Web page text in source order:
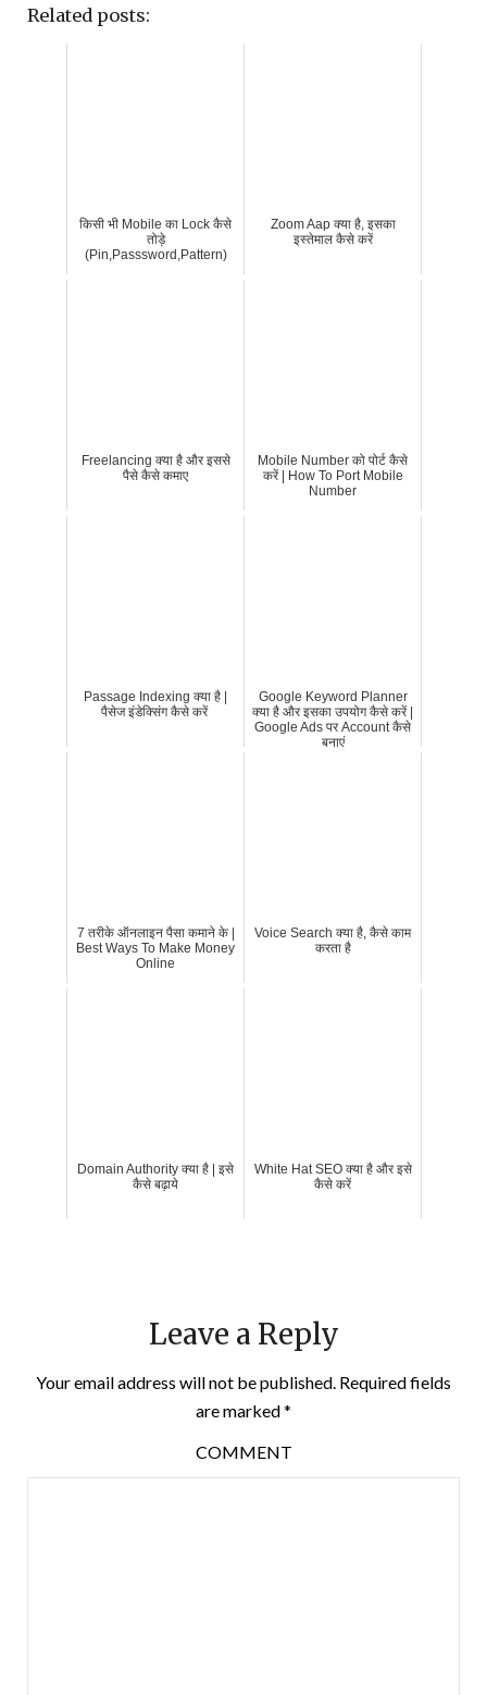
Related posts:
किसी भी Mobile का Lock कैसे
तोड़े
(Pin,Passsword,Pattern)
Zoom Aap क्या है, इसका
इस्तेमाल कैसे करें
Freelancing क्या है और इससे
पैसे कैसे कमाए
Mobile Number को पोर्ट कैसे
करें | How To Port Mobile
Number
Passage Indexing क्या है |
पैसेज इंडेक्सिंग कैसे करें
Google Keyword Planner
क्या है और इसका उपयोग कैसे करें |
Google Ads पर Account कैसे
बनाएं
7 तरीके ऑनलाइन पैसा कमाने के |
Best Ways To Make Money
Online
Voice Search क्या है, कैसे काम
करता है
Domain Authority क्या है | इसे
कैसे बढ़ाये
White Hat SEO क्या है और इसे
कैसे करें
Leave a Reply
Your email address will not be published. Required fields
are marked*
COMMENT